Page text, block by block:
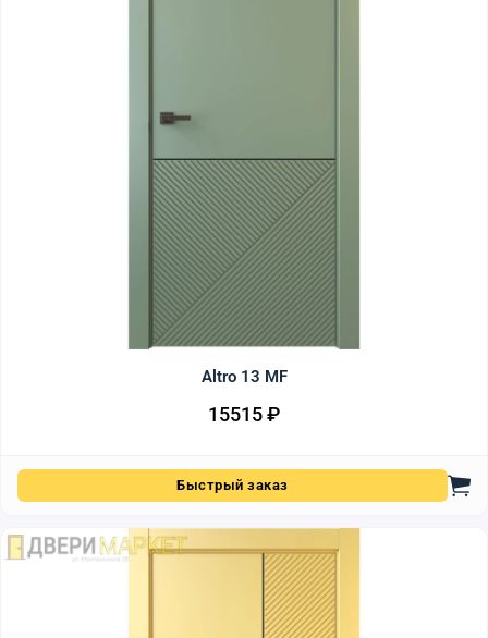
Altro 13 MF
15515₽
Быстрый заказ